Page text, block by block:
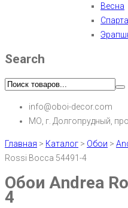
Весна
Спарта
Search
info@oboi-decor.com
МО, г. Долгопрудный,
Главная > Каталог > Обои >
Rossi Bocca 54491-4
Обои Andrea
4